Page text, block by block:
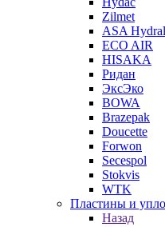
Zilmet
ASA
ECO AIR
HISAKA
Ридан
ЭксЭко
BOWA
Brazepak
Doucette
Forwon
Secespol
Stokvis
WTK
Пластины и
Назад